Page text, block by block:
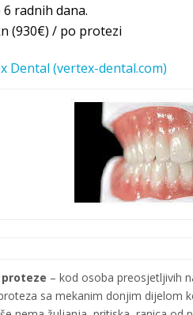
radnih dana.
(930€) / po protezi
Dental (vertex-dental.com)
proteze –kod osoba preosjetljivih
sa mekanim donjim dijelom